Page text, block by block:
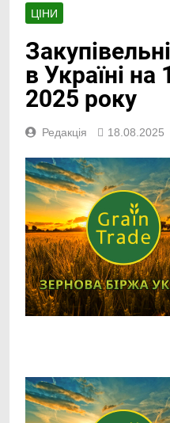
ЦІНИ
в Україні на
2025 року
Редакція 18.08.2025